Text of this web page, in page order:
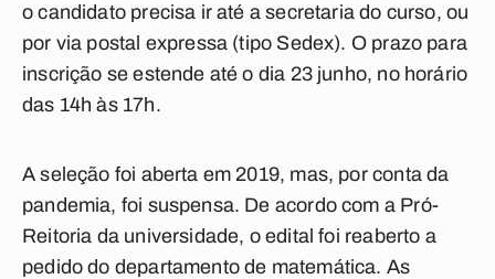
o candidato precisa ir até a secretaria do curso, ou
por via postal expressa (tipo Sedex). O prazo para
inscrição se estende até o dia 23 junho, no horário
das 14h às 17h.
A seleção foi aberta em 2019, mas, por conta da
pandemia, foi suspensa. De acordo com a Pró-
Reitoria da universidade, o edital foi reaberto a
pedido do departamento de matemática. As